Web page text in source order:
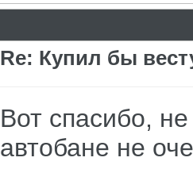
Re: Купил бы
Вот спасибо,
автобане не